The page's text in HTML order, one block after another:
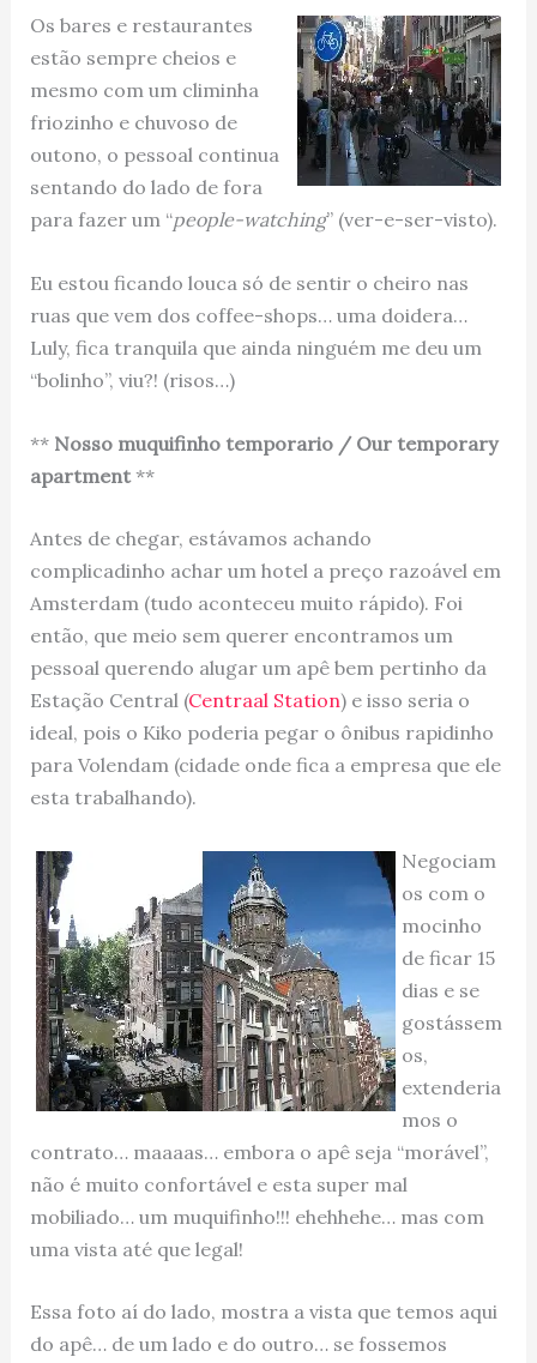
Os bares e restaurantes
estão sempre cheios e
mesmo com um climinha
friozinho e chuvoso de
outono, o pessoal continua
sentando do lado de fora
para fazer um “people-watching” (ver-e-ser-visto).
Eu estou ficando louca só de sentir o cheiro nas
ruas que vem dos coffee-shops… uma doidera…
Luly, fica tranquila que ainda ninguém me deu um
“bolinho”, viu?! (risos…)
** Nosso muquifinho temporario / Our temporary
apartment**
Antes de chegar, estávamos achando
complicadinho achar um hotel a preço razoável em
Amsterdam (tudo aconteceu muito rápido). Foi
então, que meio sem querer encontramos um
pessoal querendo alugar um apê bem pertinho da
Estação Central (Centraal Station) e isso seria o
ideal, pois o Kiko poderia pegar o ônibus rapidinho
para Volendam (cidade onde fica a empresa que ele
esta trabalhando).
Negociam
os com o
mocinho
de ficar 15
dias e se
gostássem
os,
extenderia
mos o
contrato… maaaas… embora o apê seja “morável”,
não é muito confortável e esta super mal
mobiliado… um muquifinho!!! ehehhehe… mas com
uma vista até que legal!
Essa foto aí do lado, mostra a vista que temos aqui
do apê… de um lado e do outro… se fossemos